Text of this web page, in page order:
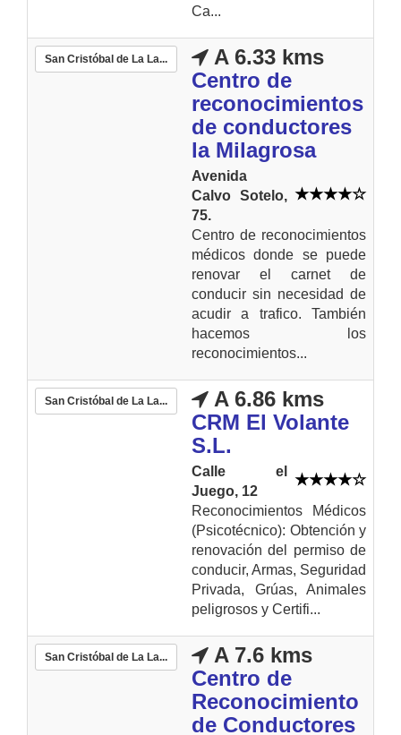
Ca...
San Cristóbal de La La...
A 6.33 kms
Centro de
reconocimientos
de conductores
la Milagrosa
Avenida
Calvo Sotelo,
75.
Centro de reconocimientos
médicos donde se puede
renovar el carnet de
conducir sin necesidad de
acudir a trafico. También
hacemos los
reconocimientos...
San Cristóbal de La La...
A 6.86 kms
CRM El Volante
S.L.
Calle el
Juego, 12
Reconocimientos Médicos
(Psicotécnico): Obtención y
renovación del permiso de
conducir, Armas, Seguridad
Privada, Grúas, Animales
peligrosos y Certifi...
San Cristóbal de La La...
A 7.6 kms
Centro de
Reconocimiento
de Conductores